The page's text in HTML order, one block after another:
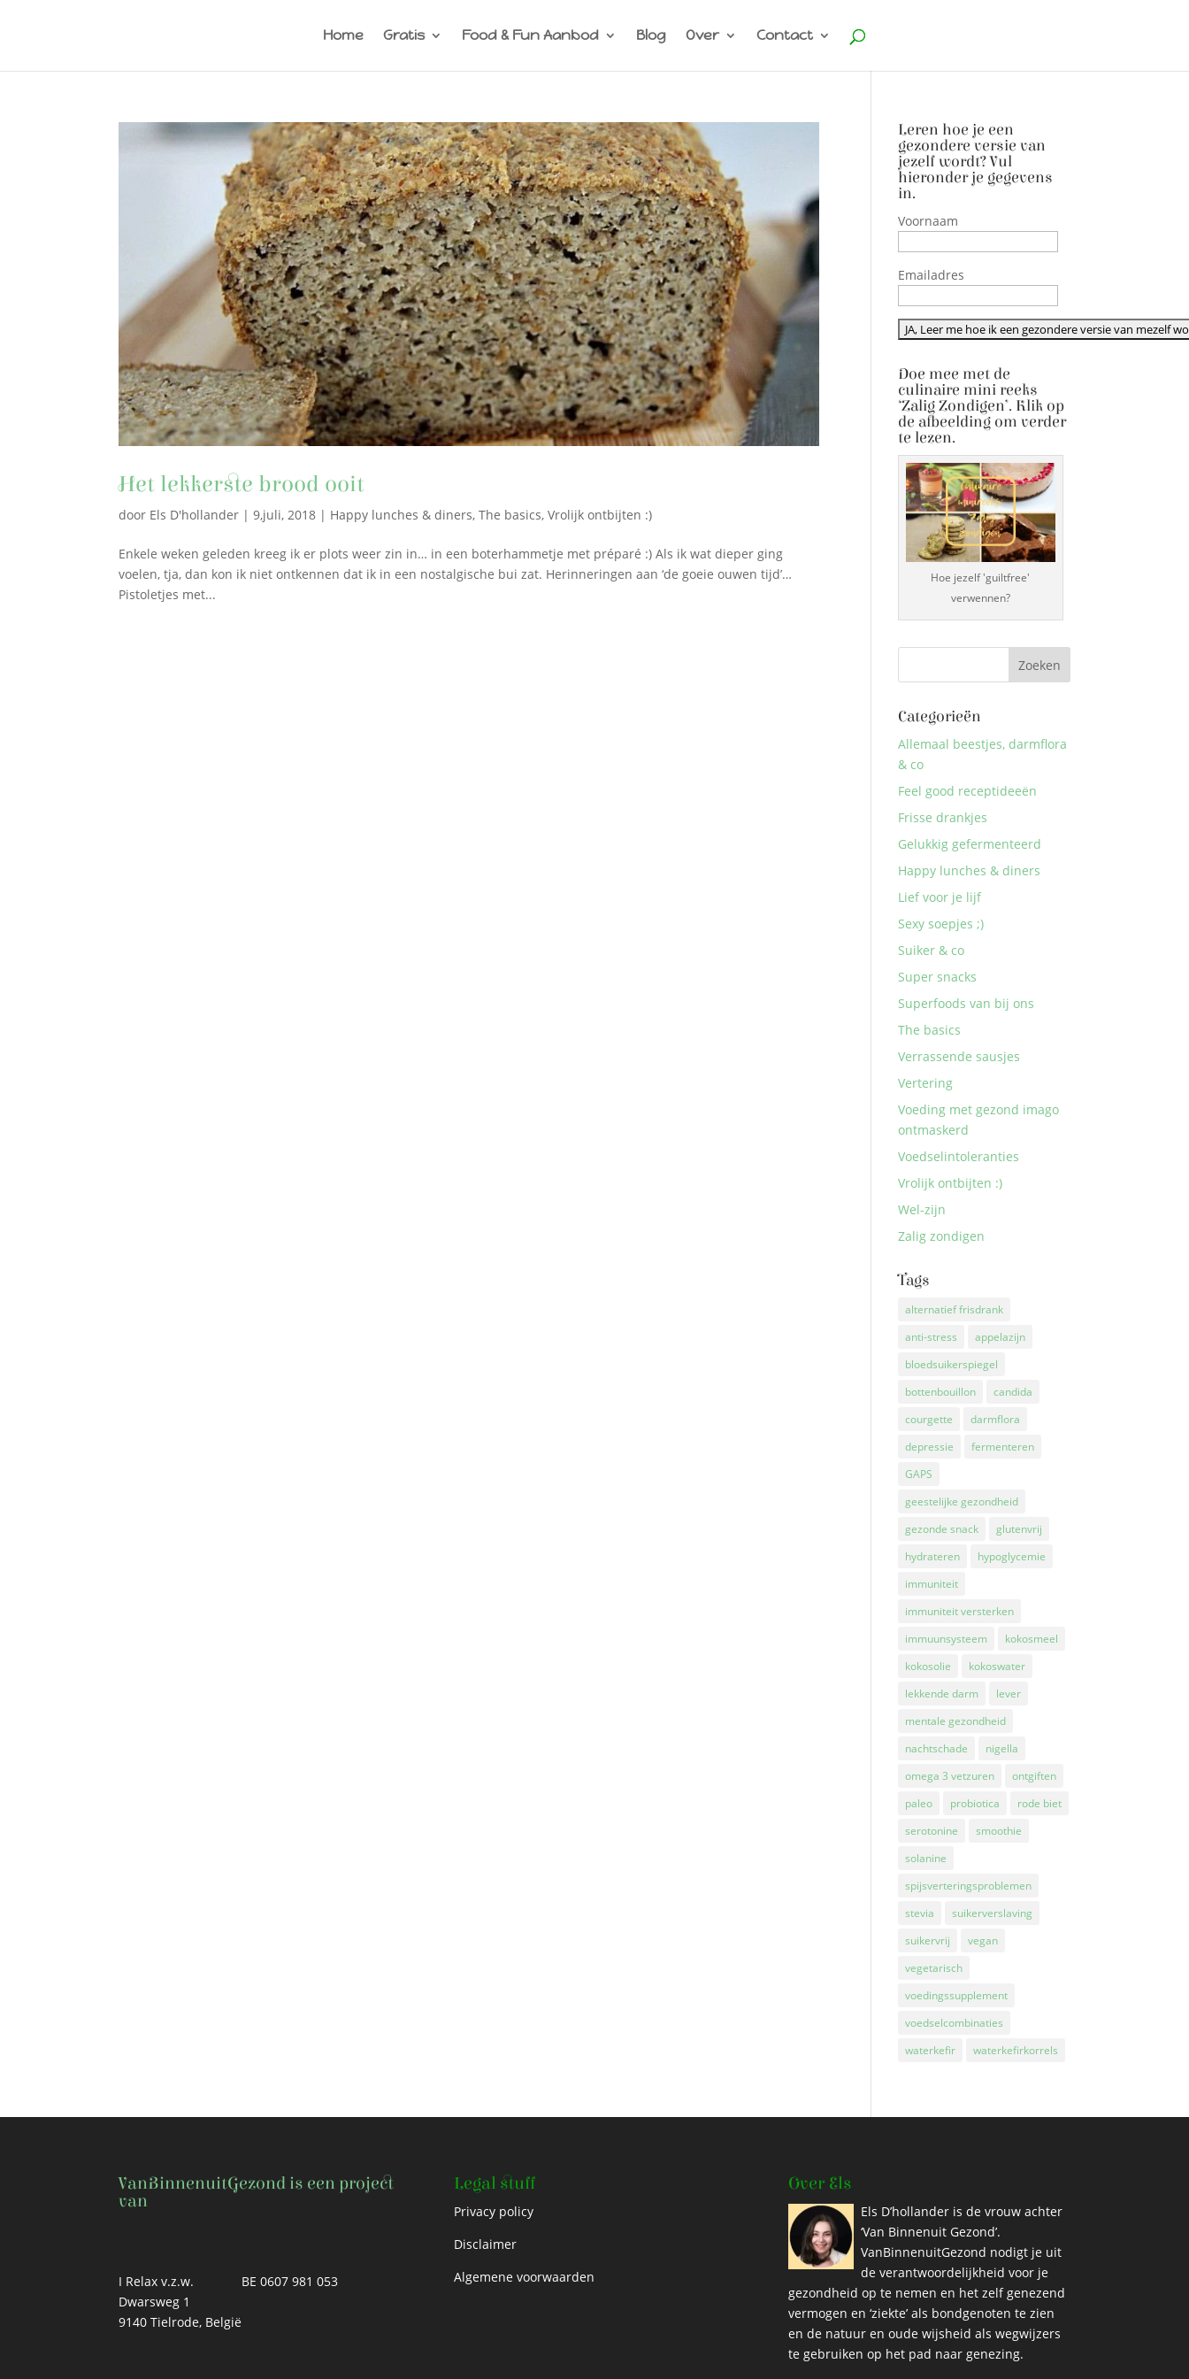
Home Gratis Food & Fun Aanbod Blog Over Contact
Het lekkerste brood ooit
door Els D'hollander |9,juli, 2018 | Happy lunches & diners,The basics,Vrolijk ontbijten :)
Enkele weken geleden kreeg ik er plots weer zin in… in een boterhammetje met préparé :) Als ik wat dieper ging
voelen, tja, dan kon ik niet ontkennen dat ik in een nostalgische bui zat. Herinneringen aan ‘de goeie ouwen tijd’…
Pistoletjes met...
Leren hoe je een
gezondere versie van
jezelf wordt? Vul
hieronder je gegevens
in.
Voornaam
Emailadres
Doe mee met de
culinaire mini reeks
‘Zalig Zondigen’. Klik op
de afbeelding om verder
te lezen.
Hoe jezelf 'guiltfree'
verwennen?
Categorieën
Allemaal beestjes, darmflora
& co
Feel good receptideeën
Frisse drankjes
Gelukkig gefermenteerd
Happy lunches & diners
Lief voor je lijf
Sexy soepjes ;)
Suiker & co
Super snacks
Superfoods van bij ons
The basics
Verrassende sausjes
Vertering
Voeding met gezond imago
ontmaskerd
Voedselintoleranties
Vrolijk ontbijten :)
Wel-zijn
Zalig zondigen
Tags
alternatief frisdrank
anti-stress
appelazijn
bloedsuikerspiegel
bottenbouillon
candida
courgette
darmflora
depressie
fermenteren
GAPS
geestelijke gezondheid
gezonde snack
glutenvrij
hydrateren
hypoglycemie
immuniteit
immuniteit versterken
immuunsysteem
kokosmeel
kokosolie
kokoswater
lekkende darm
lever
mentale gezondheid
nachtschade
nigella
omega 3 vetzuren
ontgiften
paleo
probiotica
rode biet
serotonine
smoothie
solanine
spijsverteringsproblemen
stevia
suikerverslaving
suikervrij
vegan
vegetarisch
voedingssupplement
voedselcombinaties
waterkefir
waterkefirkorrels
VanBinnenuitGezond is een project
van
I Relax v.z.w.
Dwarsweg 1
9140 Tielrode, België
BE 0607 981 053
Legal stuff
Privacy policy
Disclaimer
Algemene voorwaarden
Over Els
Els D’hollander is de vrouw achter
‘Van Binnenuit Gezond’.
VanBinnenuitGezond nodigt je uit
de verantwoordelijkheid voor je
gezondheid op te nemen en het zelf genezend
vermogen en ‘ziekte’ als bondgenoten te zien
en de natuur en oude wijsheid als wegwijzers
te gebruiken op het pad naar genezing.